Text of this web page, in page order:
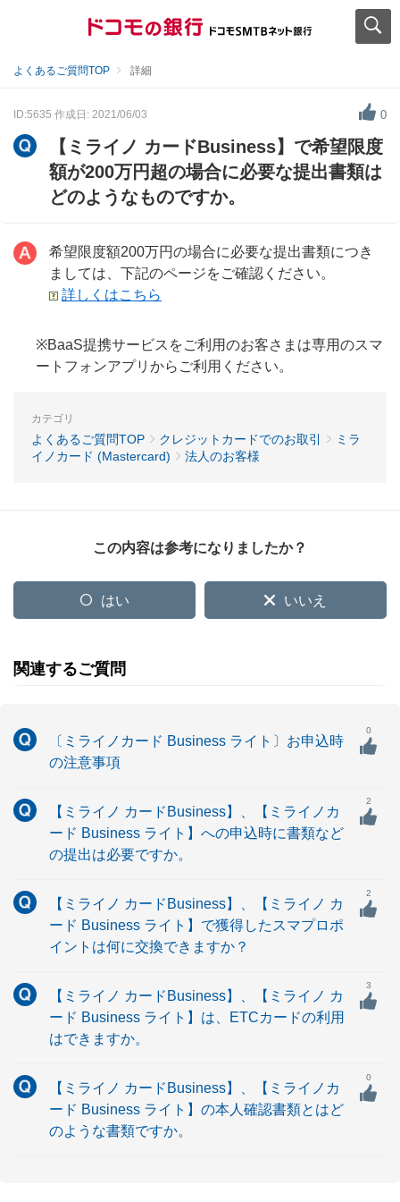
よくあるご質問TOP 詳細
ID:5635 作成日: 2021/06/03 0
【ミライノ カードBusiness】で希望限度
額が200万円超の場合に必要な提出書類は
どのようなものですか。
希望限度額200万円の場合に必要な提出書類につき
ましては、下記のページをご確認ください。
詳しくはこちら
※BaaS提携サービスをご利用のお客さまは専用のスマ
ートフォンアプリからご利用ください。
カテゴリ
よくあるご質問TOP クレジットカードでのお取引
ミラ
イノカード (Mastercard)
法人のお客様
この内容は参考になりましたか？
はい いいえ
関連するご質問
〔ミライノカード Business ライト〕お申込時
の注意事項
0
【ミライノ カードBusiness】、【ミライノカ
ード Business ライト】への申込時に書類など
の提出は必要ですか。
2
【ミライノ カードBusiness】、【ミライノ カ
ード Business ライト】で獲得したスマプロポ
イントは何に交換できますか？
2
【ミライノ カードBusiness】、【ミライノ カ
ード Business ライト】は、ETCカードの利用
はできますか。
3
【ミライノ カードBusiness】、【ミライノカ
ード Business ライト】の本人確認書類とはど
のような書類ですか。
0